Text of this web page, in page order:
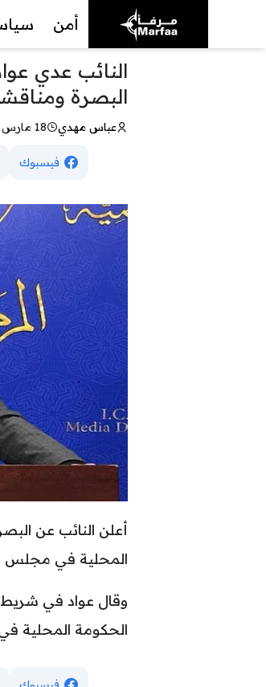
أمن
النائب عدي
البصرة
عباس مهدي 18 مارس 2024 - 16:35
فيسبوك
أعلن النائب عن
المحلية في مجلس
وقال عواد في شريط
الحكومة المحلية